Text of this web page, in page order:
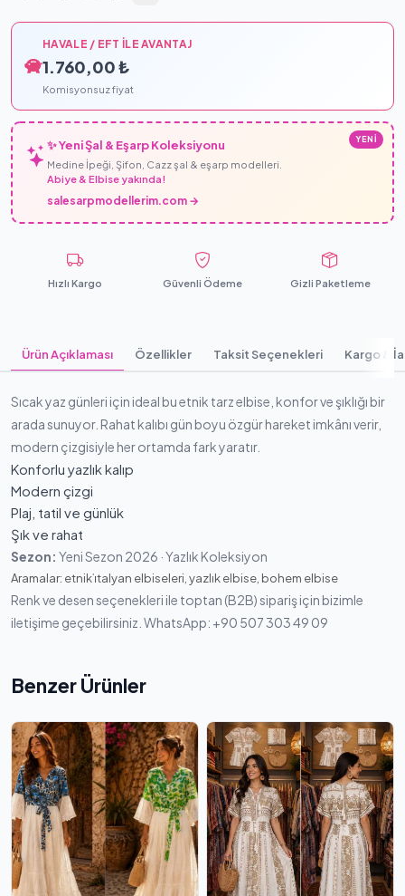
HAVALE / EFT İLE AVANTAJ
1.760,00 ₺
Komisyonsuz fiyat
YENİ
✨ Yeni Şal & Eşarp Koleksiyonu
Medine İpeği, Şifon, Cazz şal & eşarp modelleri.
Abiye & Elbise yakında!
salesarpmodellerim.com →
Hızlı Kargo Güvenli Ödeme Gizli Paketleme
Ürün Açıklaması Özellikler Taksit Seçenekleri Kargo &
Sıcak yaz günleri için ideal bu etnik tarz elbise, konfor ve şıklığı bir
arada sunuyor. Rahat kalıbı gün boyu özgür hareket imkânı verir,
modern çizgisiyle her ortamda fark yaratır.
Konforlu yazlık kalıp
Modern çizgi
Plaj, tatil ve günlük
Şık ve rahat
Sezon: Yeni Sezon 2026 · Yazlık Koleksiyon
Aramalar: etnik i̇talyan elbiseleri, yazlık elbise, bohem elbise
Renk ve desen seçenekleri ile toptan (B2B) sipariş için bizimle
iletişime geçebilirsiniz. WhatsApp: +90 507 303 49 09
Benzer Ürünler